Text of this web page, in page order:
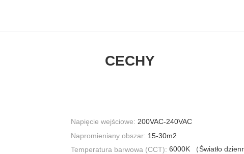
CECHY
Napięcie wejściowe: 200VAC-240VAC
Napromieniany obszar: 15-30m2
Temperatura barwowa (CCT): 6000K （Światło